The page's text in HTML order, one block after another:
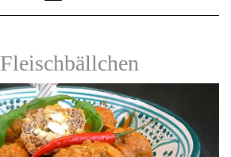
Navigation
Fleischbällchen